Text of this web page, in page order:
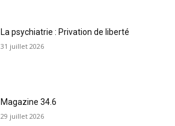
La psychiatrie : Privation de liberté
31 juillet 2026
Magazine 34.6
29 juillet 2026